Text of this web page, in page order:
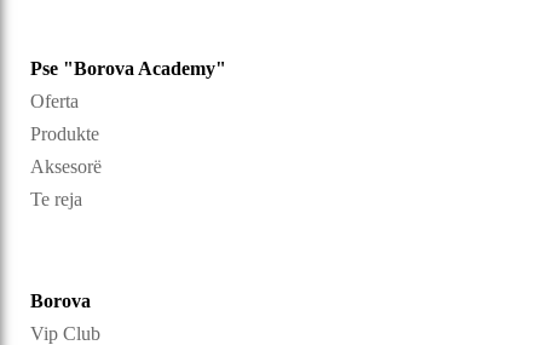
Pse "Borova Academy"
Oferta
Produkte
Aksesorë
Te reja
Borova
Vip Club